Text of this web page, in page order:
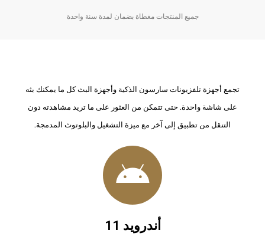
جميع المنتجات مغطاة بضمان لمدة سنة واحدة
تجمع أجهزة تلفزيونات سارسون الذكية وأجهزة البث كل ما يمكنك بثه
على شاشة واحدة. حتى تتمكن من العثور على ما تريد مشاهدته دون
التنقل من تطبيق إلى آخر مع ميزة التشغيل والبلوتوث المدمجة.
أندرويد 11